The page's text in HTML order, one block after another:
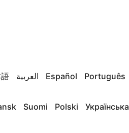
العربية Español Português
Suomi Polski Українська